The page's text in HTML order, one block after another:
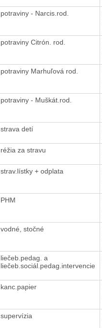
potraviny - Narcis.rod.
potraviny Citrón. rod.
potraviny Marhuľová rod.
potraviny - Muškát.rod.
strava detí
réžia za stravu
strav.lístky + odplata
PHM
vodné, stočné
liečeb.pedag. a
liečeb.sociál.pedag.intervencie
kanc.papier
supervízia